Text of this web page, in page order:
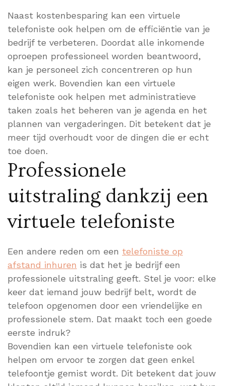
Naast kostenbesparing kan een virtuele
telefoniste ook helpen om de efficiëntie van je
bedrijf te verbeteren. Doordat alle inkomende
oproepen professioneel worden beantwoord,
kan je personeel zich concentreren op hun
eigen werk. Bovendien kan een virtuele
telefoniste ook helpen met administratieve
taken zoals het beheren van je agenda en het
plannen van vergaderingen. Dit betekent dat je
meer tijd overhoudt voor de dingen die er echt
toe doen.
Professionele
uitstraling dankzij een
virtuele telefoniste
Een andere reden om een telefoniste op
afstand inhuren is dat het je bedrijf een
professionele uitstraling geeft. Stel je voor: elke
keer dat iemand jouw bedrijf belt, wordt de
telefoon opgenomen door een vriendelijke en
professionele stem. Dat maakt toch een goede
eerste indruk?
Bovendien kan een virtuele telefoniste ook
helpen om ervoor te zorgen dat geen enkel
telefoontje gemist wordt. Dit betekent dat jouw